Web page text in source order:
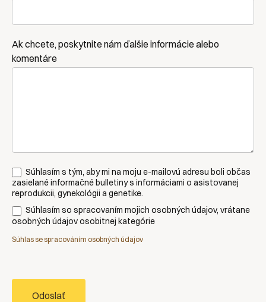
Ak chcete, poskytnite nám ďalšie informácie alebo
komentáre
Súhlasím s tým, aby mi na moju e-mailovú adresu boli občas
zasielané informačné bulletiny s informáciami o asistovanej
reprodukcii, gynekológii a genetike.
Súhlasím so spracovaním mojich osobných údajov, vrátane
osobných údajov osobitnej kategórie
Súhlas se spracováním osobných údajov
Odoslať